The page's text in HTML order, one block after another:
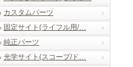
カスタムパーツ
固定サイト(ライフル用/…
純正パーツ
光学サイト(スコープ/ド…